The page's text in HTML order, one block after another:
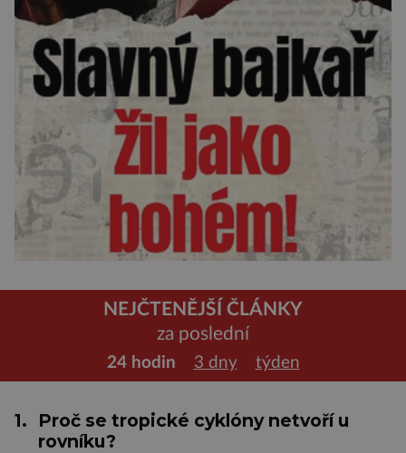
NEJČTENĚJŠÍ ČLÁNKY
za poslední
24 hodin 3 dny týden
1.
Proč se tropické cyklóny netvoří u
rovníku?